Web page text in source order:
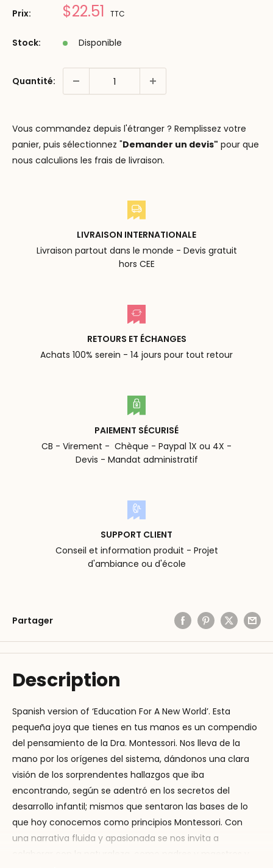
Prix: Prix
$22.51 TTC
Stock: Disponible
Quantité:
Vous commandez depuis l'étranger ? Remplissez votre
panier, puis sélectionnez "Demander un devis" pour que
nous calculions les frais de livraison.
LIVRAISON INTERNATIONALE
Livraison partout dans le monde - Devis gratuit
hors CEE
RETOURS ET ÉCHANGES
Achats 100% serein - 14 jours pour tout retour
PAIEMENT SÉCURISÉ
CB - Virement - Chèque - Paypal 1X ou 4X -
Devis - Mandat administratif
SUPPORT CLIENT
Conseil et information produit - Projet
d'ambiance ou d'école
Partager
Description
Spanish version of ‘Education For A New World’. Esta
pequeña joya que tienes en tus manos es un compendio
del pensamiento de la Dra. Montessori. Nos lleva de la
mano por los orígenes del sistema, dándonos una clara
visión de los sorprendentes hallazgos que iba
encontrando, según se adentró en los secretos del
desarrollo infantil; mismos que sentaron las bases de lo
que hoy conocemos como principios Montessori. Con
una narrativa fluida y apasionada se nos invita a